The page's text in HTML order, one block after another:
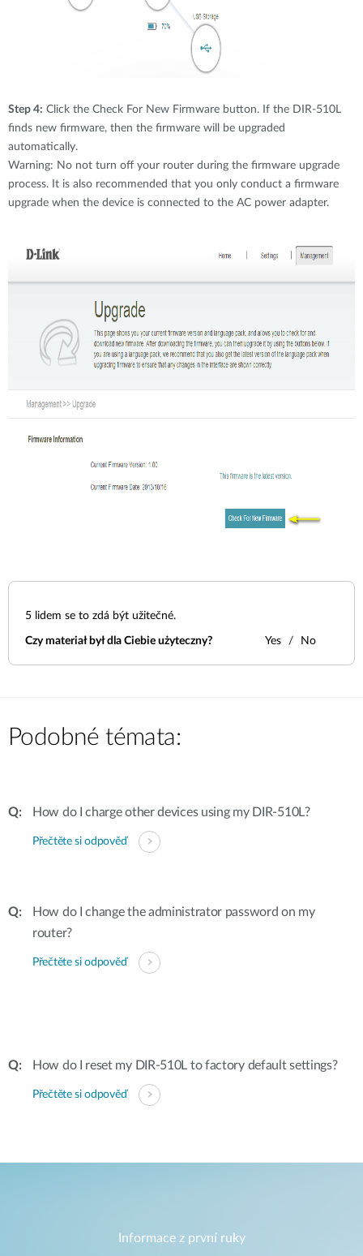
Step 4: Click the Check For New Firmware button. If the DIR-510L
finds new firmware, then the firmware will be upgraded
automatically.
Warning: No not turn off your router during the firmware upgrade
process. It is also recommended that you only conduct a firmware
upgrade when the device is connected to the AC power adapter.
5 lidem se to zdá být užitečné.
Czy materiał był dla Ciebie użyteczny? Yes No
Podobné témata:
How do I charge other devices using my DIR-510L?
Přečtěte si odpověď
How do I change the administrator password on my
router?
Přečtěte si odpověď
How do I reset my DIR-510L to factory default settings?
Přečtěte si odpověď
Informace z první ruky